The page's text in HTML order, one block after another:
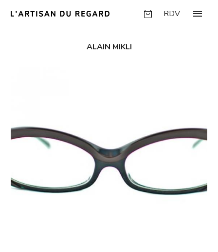
RDV menu
ALAIN MIKLI